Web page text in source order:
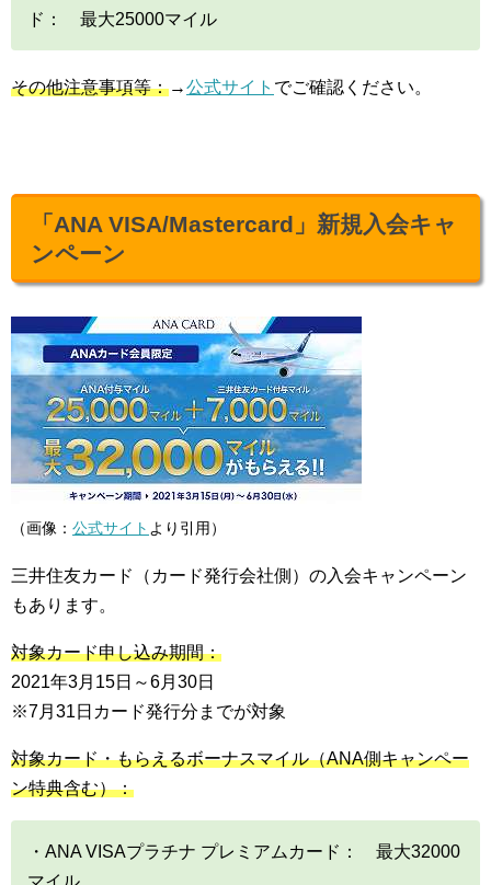
ド： 最大25000マイル
その他注意事項等：→公式サイト でご確認ください。
「ANA VISA/Mastercard」新規入会キャ
ンペーン
（画像： 公式サイト より引用）
三井住友カード（カード発行会社側）の入会キャンペーン
もあります。
対象カード申し込み期間：
2021年3月15日～6月30日
※7月31日カード発行分までが対象
対象カード・もらえるボーナスマイル（ANA側キャンペー
ン特典含む）：
・ANA VISAプラチナ プレミアムカード： 最大32000